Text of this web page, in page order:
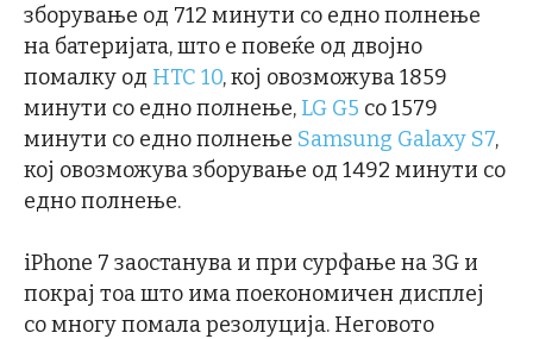
зборување од 712 минути со едно полнење
на батеријата, што е повеќе од двојно
помалку од HTC 10, кој овозможува 1859
минути со едно полнење, LG G5 со 1579
минути со едно полнење Samsung Galaxy S7,
кој овозможува зборување од 1492 минути со
едно полнење.
iPhone 7 заостанува и при сурфање на 3G и
покрај тоа што има поекономичен дисплеј
со многу помала резолуција. Неговото